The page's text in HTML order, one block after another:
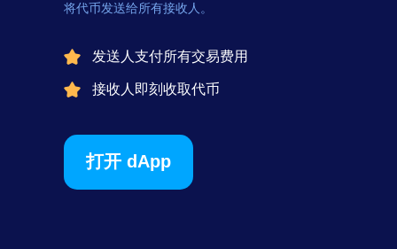
将代币发送给所有接收人。
发送人支付所有交易费用
接收人即刻收取代币
打开 dApp